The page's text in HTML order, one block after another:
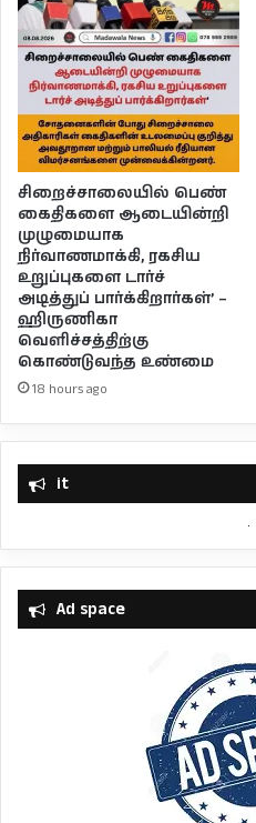
சிறைச்சாலையில் பெண்
கைதிகளை ஆடையின்றி
முழுமையாக
நிர்வாணமாக்கி, ரகசிய
உறுப்புகளை டார்ச்
அடித்துப் பார்க்கிறார்கள்’ –
ஹிருணிகா
வெளிச்சத்திற்கு
கொண்டுவந்த உண்மை
18 hours ago
it
Ad space